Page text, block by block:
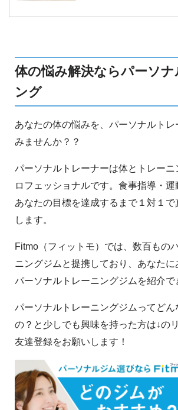
体の悩み解決ならパーソ
ング
あなたの体の悩みを、パーソナルトレ
みませんか？？
パーソナルトレーナーは体とトレー
ロフェッショナルです。食事指導・運
あなたの目標を達成するまで１対１で
します。
Fitmo（フィットモ）では、数百もの
ニングジムと提携しており、あなたに
パーソナルトレーニングジムを紹介で
パーソナルトレーニングジムってどん
の？と少しでも興味を持った方は↓の
友達登録をお願いします！